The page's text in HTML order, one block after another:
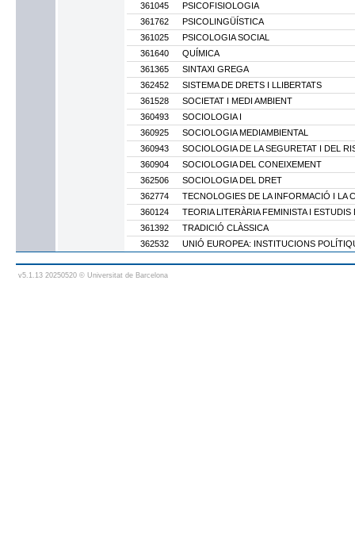
361045
PSICOFISIOLOGIA
361762
PSICOLINGÜÍSTICA
361025
PSICOLOGIA SOCIAL
361640
QUÍMICA
361365
SINTAXI GREGA
362452
SISTEMA DE DRETS I LLIBERTATS
361528
SOCIETAT I MEDI AMBIENT
360493
SOCIOLOGIA I
360925
SOCIOLOGIA MEDIAMBIENTAL
360943
SOCIOLOGIA DE LA SEGURETAT I DEL
360904
SOCIOLOGIA DEL CONEIXEMENT
362506
SOCIOLOGIA DEL DRET
362774
TECNOLOGIES DE LA INFORMACIÓ I LA
360124
TEORIA LITERÀRIA FEMINISTA I ESTUDIS
361392
TRADICIÓ CLÀSSICA
362532
UNIÓ EUROPEA: INSTITUCIONS
v5.1.13 20250520 © Universitat de Barcelona